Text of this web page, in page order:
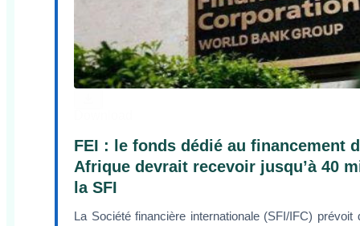
FEI : le fonds dédié au financement
Afrique devrait recevoir jusqu’à 40
la SFI
La Société financière internationale (SFI/IFC) prévoit